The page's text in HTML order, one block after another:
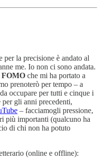
la precisione è andato al
me. Io non ci sono andata.
FOMO che mi ha portato a
prenoterò per tempo – a
occupare per tutti e cinque i
gli anni precedenti,
– facciamogli pressione,
più importanti (qualcuno ha
di chi non ha potuto
(online e offline):